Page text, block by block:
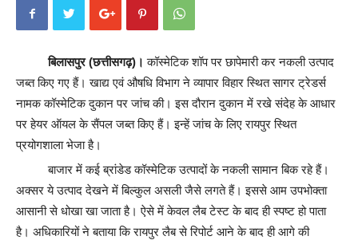
बिलासपुर (छत्तीसगढ़)। कॉस्मेटिक शॉप पर छापेमारी कर नकली उत्पाद
जब्त किए गए हैं। खाद्य एवं औषधि विभाग ने व्यापार विहार स्थित सागर ट्रेडर्स
नामक कॉस्मेटिक दुकान पर जांच की। इस दौरान दुकान में रखे संदेह के आधार
पर हेयर ऑयल के सैंपल जब्त किए हैं। इन्हें जांच के लिए रायपुर स्थित
प्रयोगशाला भेजा है।
बाजार में कई ब्रांडेड कॉस्मेटिक उत्पादों के नकली सामान बिक रहे हैं।
अक्सर ये उत्पाद देखने में बिल्कुल असली जैसे लगते हैं। इससे आम उपभोक्ता
आसानी से धोखा खा जाता है। ऐसे में केवल लैब टेस्ट के बाद ही स्पष्ट हो पाता
है। अधिकारियों ने बताया कि रायपुर लैब से रिपोर्ट आने के बाद ही आगे की